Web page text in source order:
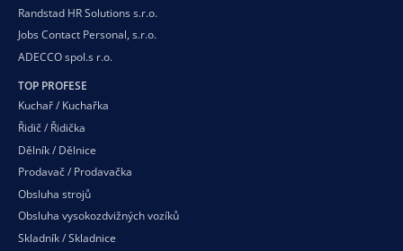
Randstad HR Solutions s.r.o.
Jobs Contact Personal, s.r.o.
ADECCO spol.s r.o.
TOP PROFESE
Kuchař / Kuchařka
Řidič / Řidička
Dělník / Dělnice
Prodavač / Prodavačka
Obsluha strojů
Obsluha vysokozdvižných vozíků
Skladník / Skladnice